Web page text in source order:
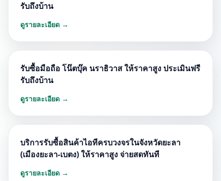
รับถึงบ้าน
ดูรายละเอียด →
รับซื้อมือถือ โน๊ตบุ๊ค นราธิวาส ให้ราคาสูง ประเมินฟรี
รับถึงบ้าน
ดูรายละเอียด →
บริการรับซื้อสินค้าไอทีครบวงจรในจังหวัดยะลา
(เมืองยะลา-เบตง) ให้ราคาสูง จ่ายสดทันที
ดูรายละเอียด →